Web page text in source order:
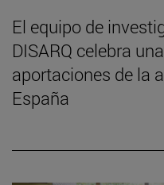
El equipo de
DISARQ celebra
aportaciones de la
España